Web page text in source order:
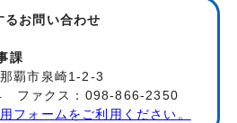
る お問い合わせ
課
覇市泉崎1-2-3
ファクス：098-866-2350
フォームをご利用ください。